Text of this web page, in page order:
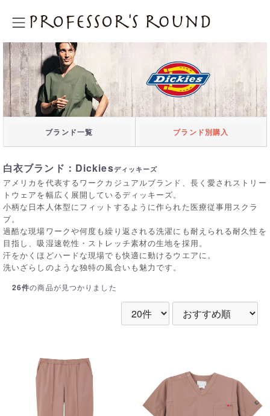
プロフェッサーズラウンド
ブランド一覧 ブランド別購入
白衣ブランド：Dickiesディッキーズ
アメリカを代表するワークカジュアルブランド、長く愛されストリー
トウェアを幅広く展開しているディッキーズ。
小柄な日本人体型にフィットするように作られた医療従事用スクラ
ブ。
過酷な現場ワークや何度も繰り返される洗濯にも耐えられる耐久性を
目指し、吸湿速乾性・ストレッチ素材の生地を採用。
汗をかくほどハードな現場でも快適に動けるウエアに。
洗いざらしのような独特の風合いも魅力です。
26件の商品が見つかりました